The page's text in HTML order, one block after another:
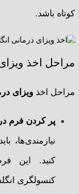
کوتاه باشد.
مراحل اخذ
مراحل اخذ ویزای
پر کردن فرم
نیازمندی‌ها،
کنید. این
کنسولگری